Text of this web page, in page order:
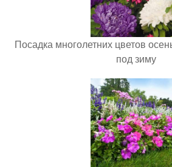
Посадка многолетних цветов
под зиму